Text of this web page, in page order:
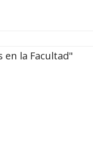
en la Facultad"